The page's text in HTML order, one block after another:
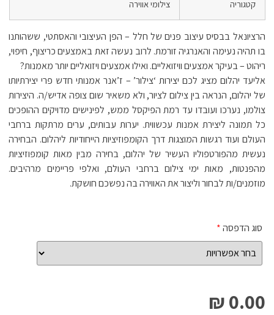
קטגוריה צילומי אווירה
הרציונאל בבסיס עיצוב פנים של חלל – הפן העיצובי והאסתטי, ששהותנו
בו תהיה נעימה והאנרגיה זורמת. לרוב נעשה זאת באמצעים כריצוף, חיפוי,
ריהוט – בעיקר אמצעים וויזואליים. ואילו אמצעים ויזואליים יותר מאמנות?
אליעד יהלום מציג לכם יצירות ‘צילור’ – ז’אנר אמנותי חדש פרי יצירתיותו
של יהלום, הנראה בין צילום לציור, ולא משאיר שום צופה אדיש/ה. היצירות
צולמו, נערכו ועובדו עד רמת הפיקסל ממש, לפינישים מדויקים ההופכים
כל תמונה ליצירת אמנות עכשווית. יערות עבותים, ערים מרתקות ברחבי
העולם ועוד רגשות המוצגות דרך הקומפוזיציות הייחודיות ליהלום. הבחירה
נעשית מהפורטפוליו העשיר של יהלום, בחירה מבין מאות קומפוזיציות
מהפנטות, מאות ימי צילום ברחבי העולם, ואלפי פריימים מרהיבים.
מוזמנים/ות לבחור וליצור את האווירה בה נפשכם חושקת.
סוג הדפסה*
0.00 ₪